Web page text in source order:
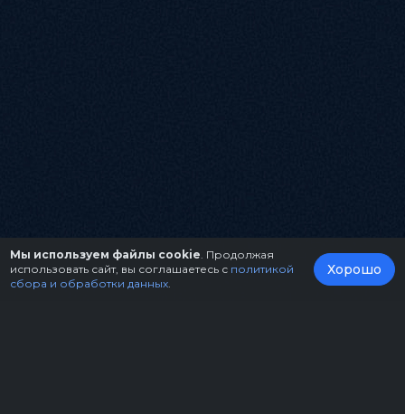
Мы используем файлы cookie . Продолжая
использовать сайт, вы соглашаетесь с политикой
сбора и обработки данных
Хорошо